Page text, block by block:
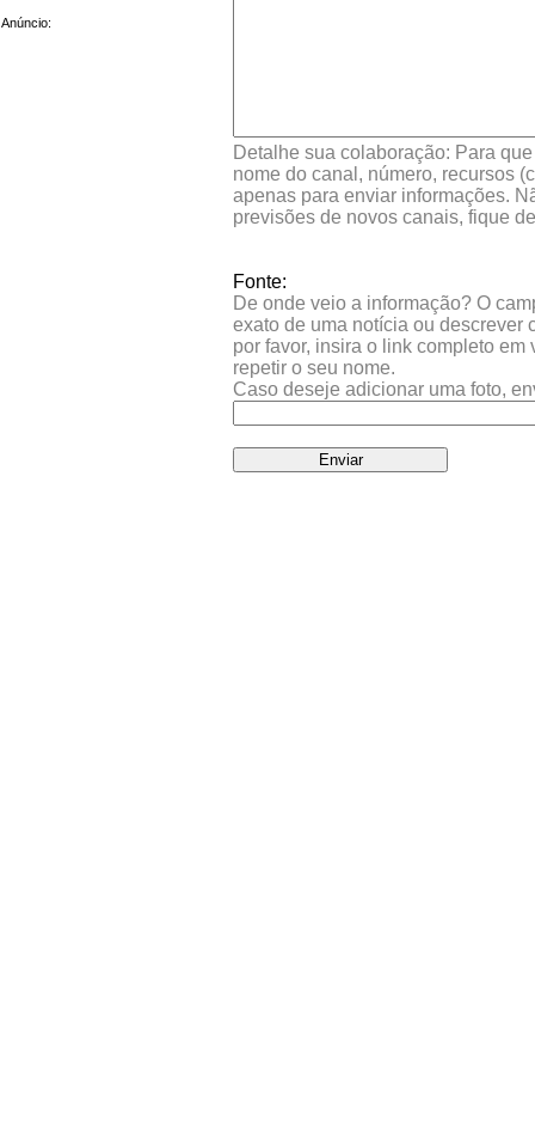
Anúncio:
Detalhe sua colaboração: Para
nome do canal, número, recursos
apenas para enviar informações.
previsões de novos canais, fique
Fonte:
De onde veio a informação? O
exato de uma notícia ou descrever
por favor, insira o link completo
repetir o seu nome.
Caso deseje adicionar uma foto,